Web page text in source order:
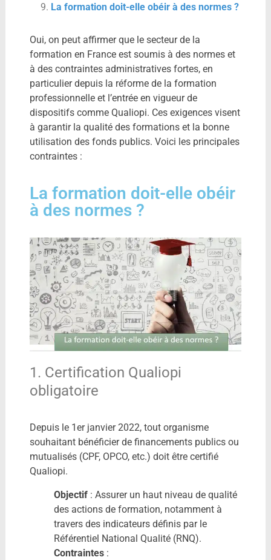
La formation doit-elle obéir à des normes ?
Oui, on peut affirmer que le secteur de la
formation en France est soumis à des normes et
à des contraintes administratives fortes, en
particulier depuis la réforme de la formation
professionnelle et l’entrée en vigueur de
dispositifs comme Qualiopi. Ces exigences visent
à garantir la qualité des formations et la bonne
utilisation des fonds publics. Voici les principales
contraintes :
La formation doit-elle obéir
à des normes ?
1. Certification Qualiopi
obligatoire
Depuis le 1er janvier 2022, tout organisme
souhaitant bénéficier de financements publics ou
mutualisés (CPF, OPCO, etc.) doit être certifié
Qualiopi.
Objectif: Assurer un haut niveau de qualité
des actions de formation, notamment à
travers des indicateurs définis par le
Référentiel National Qualité (RNQ).
Contraintes: